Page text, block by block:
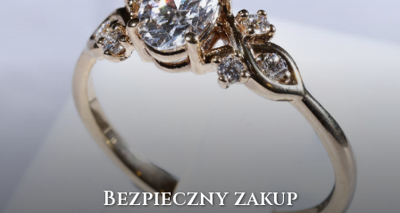
Bezpieczny zakup